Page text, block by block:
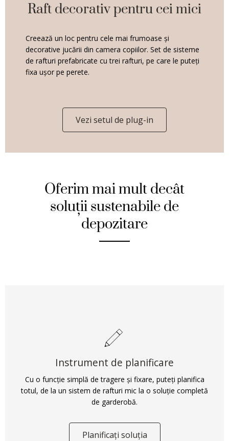
Raft decorativ pentru cei mici
Creează un loc pentru cele mai frumoase și
decorative jucării din camera copiilor. Set de sisteme
de rafturi prefabricate cu trei rafturi, pe care le puteți
fixa ușor pe perete.
Vezi setul de plug-in
Oferim mai mult decât
soluții sustenabile de
depozitare
Instrument de planificare
Cu o funcție simplă de tragere și fixare, puteți planifica
totul, de la un sistem de rafturi mic la o soluție completă
de garderobă.
Planificați soluția